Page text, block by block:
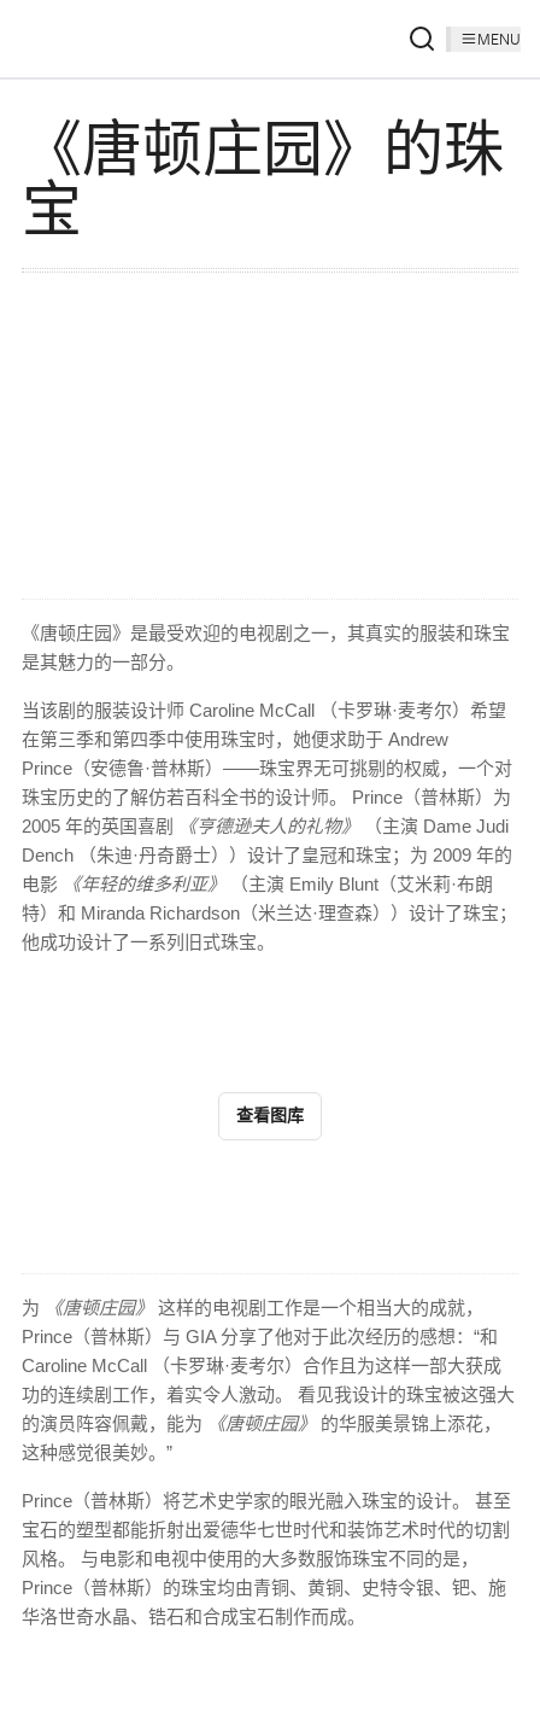
MENU
《唐顿庄园》的珠
宝
《唐顿庄园》是最受欢迎的电视剧之一，其真实的服装和珠宝
是其魅力的一部分。
当该剧的服装设计师 Caroline McCall （卡罗琳·麦考尔）希望
在第三季和第四季中使用珠宝时，她便求助于 Andrew
Prince（安德鲁·普林斯）——珠宝界无可挑剔的权威，一个对
珠宝历史的了解仿若百科全书的设计师。 Prince（普林斯）为
2005 年的英国喜剧
《亨德逊夫人的礼物》
（主演 Dame Judi
Dench （朱迪·丹奇爵士））设计了皇冠和珠宝；为 2009 年的
电影
《年轻的维多利亚》
（主演 Emily Blunt（艾米莉·布朗
特）和 Miranda Richardson（米兰达·理查森））设计了珠宝；
他成功设计了一系列旧式珠宝。
查看图库
为 《唐顿庄园》 这样的电视剧工作是一个相当大的成就，
Prince（普林斯）与 GIA 分享了他对于此次经历的感想：“和
Caroline McCall （卡罗琳·麦考尔）合作且为这样一部大获成
功的连续剧工作，着实令人激动。 看见我设计的珠宝被这强大
的演员阵容佩戴，能为
《唐顿庄园》
的华服美景锦上添花，
这种感觉很美妙。”
Prince（普林斯）将艺术史学家的眼光融入珠宝的设计。 甚至
宝石的塑型都能折射出爱德华七世时代和装饰艺术时代的切割
风格。 与电影和电视中使用的大多数服饰珠宝不同的是，
Prince（普林斯）的珠宝均由青铜、黄铜、史特令银、钯、施
华洛世奇水晶、锆石和合成宝石制作而成。